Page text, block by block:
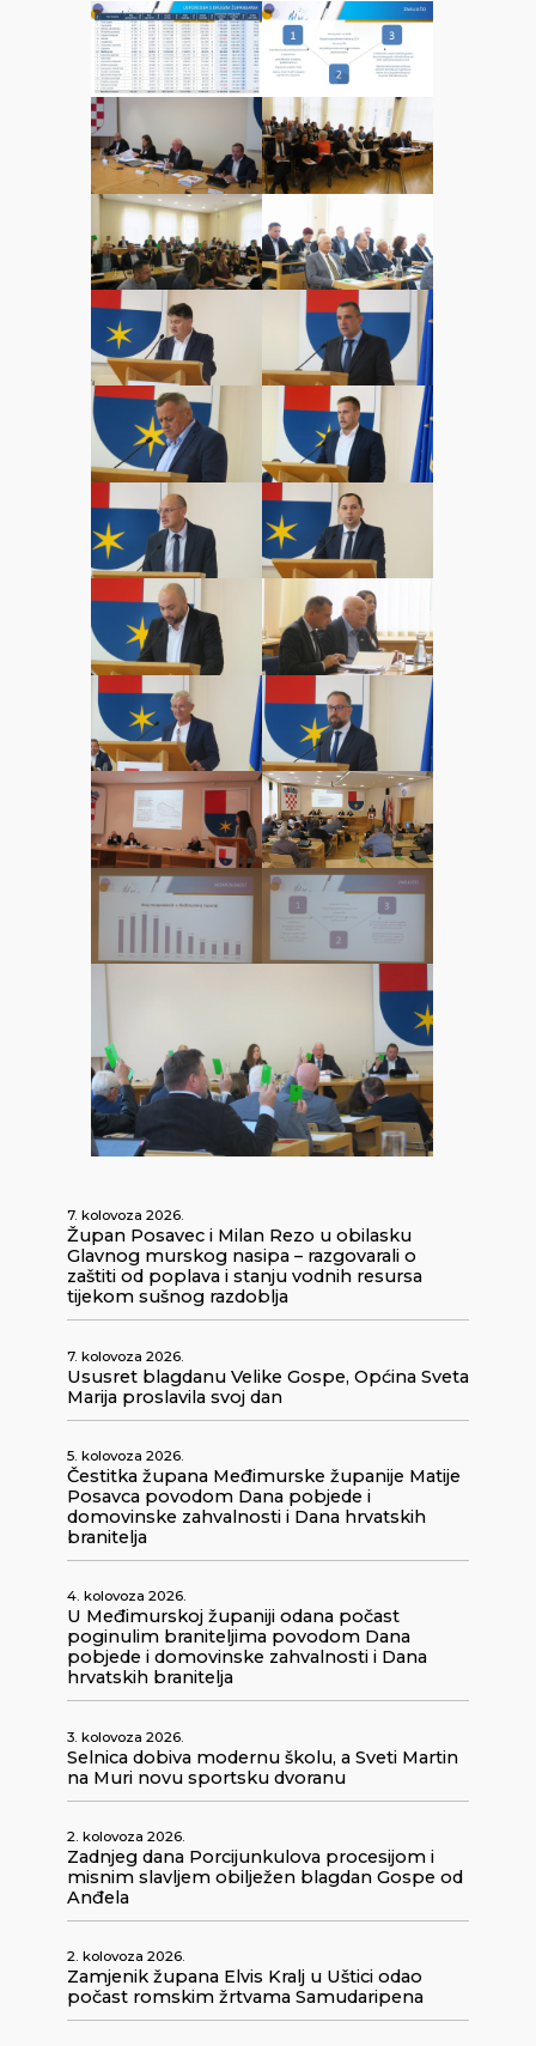
7. kolovoza 2026.
Župan Posavec i Milan Rezo u obilasku
Glavnog murskog nasipa – razgovarali o
zaštiti od poplava i stanju vodnih resursa
tijekom sušnog razdoblja
7. kolovoza 2026.
Ususret blagdanu Velike Gospe, Općina Sveta
Marija proslavila svoj dan
5. kolovoza 2026.
Čestitka župana Međimurske županije Matije
Posavca povodom Dana pobjede i
domovinske zahvalnosti i Dana hrvatskih
branitelja
4. kolovoza 2026.
U Međimurskoj županiji odana počast
poginulim braniteljima povodom Dana
pobjede i domovinske zahvalnosti i Dana
hrvatskih branitelja
3. kolovoza 2026.
Selnica dobiva modernu školu, a Sveti Martin
na Muri novu sportsku dvoranu
2. kolovoza 2026.
Zadnjeg dana Porcijunkulova procesijom i
misnim slavljem obilježen blagdan Gospe od
Anđela
2. kolovoza 2026.
Zamjenik župana Elvis Kralj u Uštici odao
počast romskim žrtvama Samudaripena